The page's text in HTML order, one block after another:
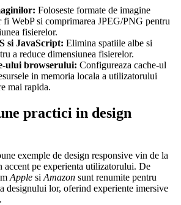
Foloseste formate de imagine
fi WebP si comprimarea JPEG/PNG pentru
fisierelor.
si JavaScript: Elimina spatiile albe si
a reduce dimensiunea fisierelor.
ului browserului: Configureaza cache-ul
in memoria locala a utilizatorului
mai rapida.
practici in design
exemple de design responsive vin de la
accent pe experienta utilizatorului. De
Apple si Amazon sunt renumite pentru
designului lor, oferind experiente imersive